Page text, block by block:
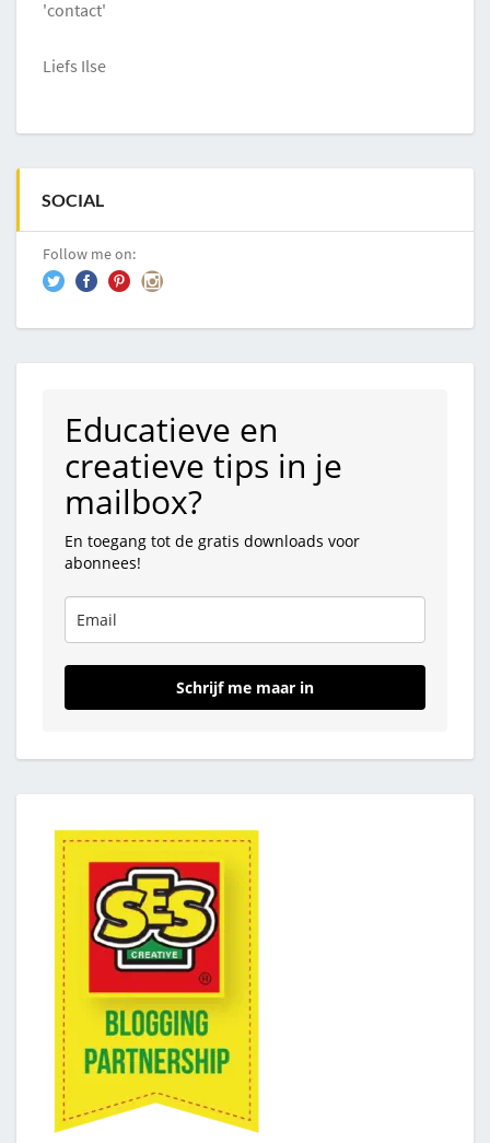
'contact'
Liefs Ilse
SOCIAL
Follow me on:
Educatieve en
creatieve tips in je
mailbox?
En toegang tot de gratis downloads voor
abonnees!
Schrijf me maar in